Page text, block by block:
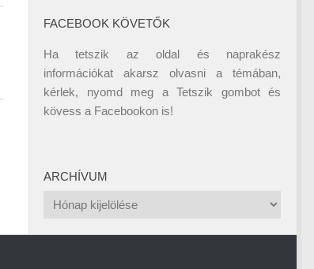
FACEBOOK KÖVETŐK
Ha tetszik az oldal és naprakész
információkat akarsz olvasni a témában,
kérlek, nyomd meg a Tetszik gombot és
kövess a Facebookon is!
ARCHÍVUM
Archívum